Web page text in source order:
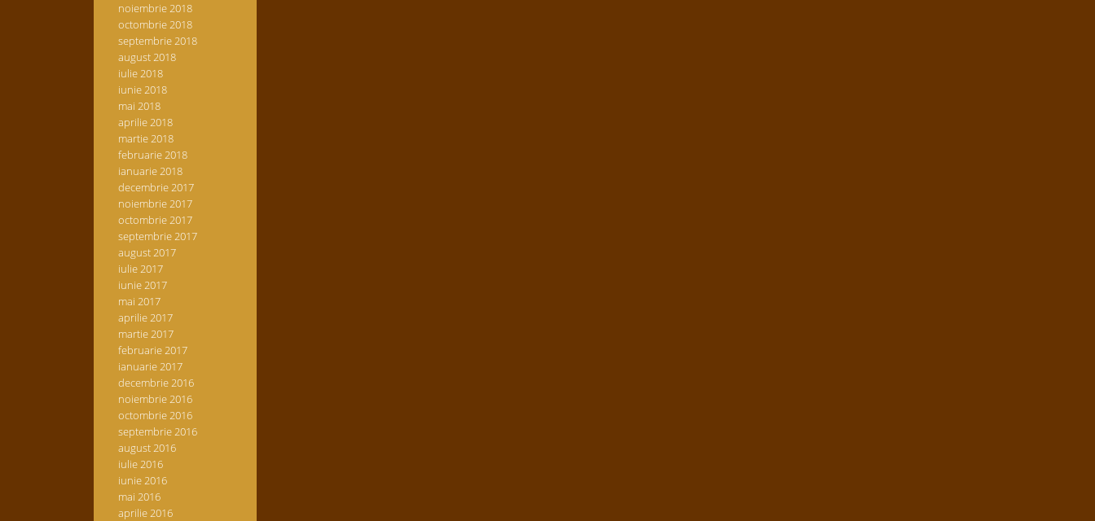
noiembrie 2018
octombrie 2018
septembrie 2018
august 2018
iulie 2018
iunie 2018
mai 2018
aprilie 2018
martie 2018
februarie 2018
ianuarie 2018
decembrie 2017
noiembrie 2017
octombrie 2017
septembrie 2017
august 2017
iulie 2017
iunie 2017
mai 2017
aprilie 2017
martie 2017
februarie 2017
ianuarie 2017
decembrie 2016
noiembrie 2016
octombrie 2016
septembrie 2016
august 2016
iulie 2016
iunie 2016
mai 2016
aprilie 2016